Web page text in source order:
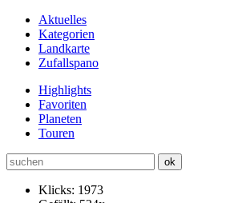
Aktuelles
Kategorien
Landkarte
Zufallspano
Highlights
Favoriten
Planeten
Touren
Klicks: 1973